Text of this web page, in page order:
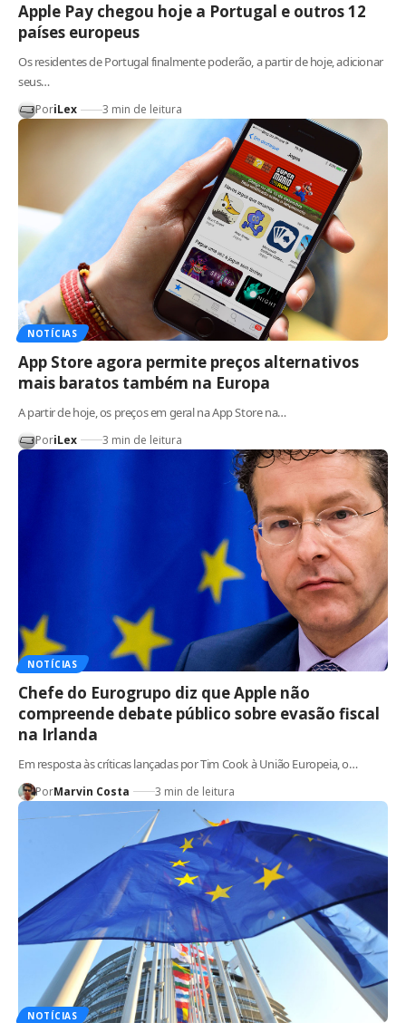
Apple Pay chegou hoje a Portugal e outros 12
países europeus
Os residentes de Portugal finalmente poderão, a partir de hoje, adicionar
seus…
PoriLex 3 min de leitura
NOTÍCIAS
App Store agora permite preços alternativos
mais baratos também na Europa
A partir de hoje, os preços em geral na App Store na…
PoriLex 3 min de leitura
NOTÍCIAS
Chefe do Eurogrupo diz que Apple não
compreende debate público sobre evasão fiscal
na Irlanda
Em resposta às críticas lançadas por Tim Cook à União Europeia, o…
PorMarvin Costa 3 min de leitura
NOTÍCIAS